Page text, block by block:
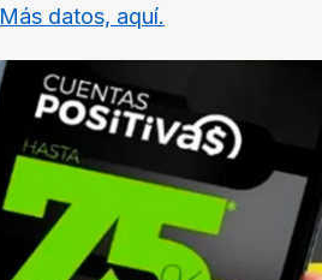
Más datos, aquí.